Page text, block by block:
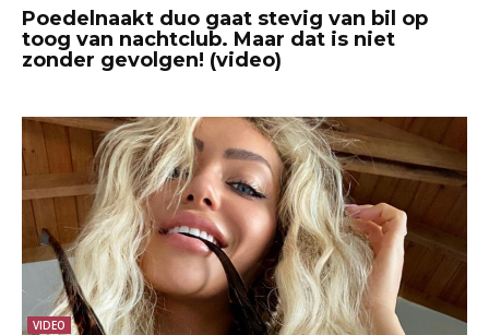
Poedelnaakt duo gaat stevig van bil op
toog van nachtclub. Maar dat is niet
zonder gevolgen! (video)
VIDEO